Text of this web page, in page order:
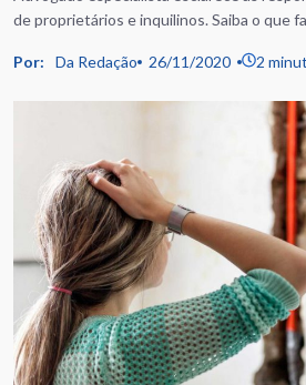
de proprietários e inquilinos. Saiba o que
Por: Da Redação 26/11/2020 2